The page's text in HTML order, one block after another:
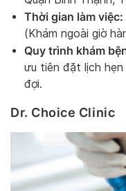
Thời gian làm việc:
(Khám ngoài giờ
Quy trình khám
ưu tiên đặt lịch
đợi.
Dr. Choice Clinic